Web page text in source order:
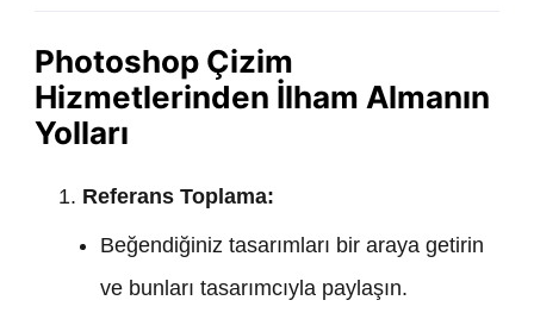
Photoshop Çizim
Hizmetlerinden İlham Almanın
Yolları
Referans Toplama:
Beğendiğiniz tasarımları bir araya getirin
ve bunları tasarımcıyla paylaşın.